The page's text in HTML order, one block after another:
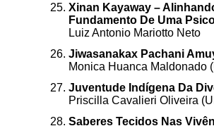
Xinan Kayaway –
Fundamento De Uma
Luiz Antonio Mariotto Neto
Jiwasanakax Pachani
Monica Huanca Maldonado
Juventude Indígena Da
Priscilla Cavalieri Oliveira
Saberes Tecidos Nas